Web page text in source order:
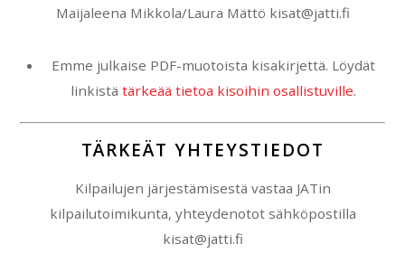
Maijaleena Mikkola/Laura Mättö kisat@jatti.fi
Emme julkaise PDF-muotoista kisakirjettä. Löydät
linkistätärkeää tietoa kisoihin osallistuville.
TÄRKEÄT YHTEYSTIEDOT
Kilpailujen järjestämisestä vastaa JATin
kilpailutoimikunta, yhteydenotot sähköpostilla
kisat@jatti.fi